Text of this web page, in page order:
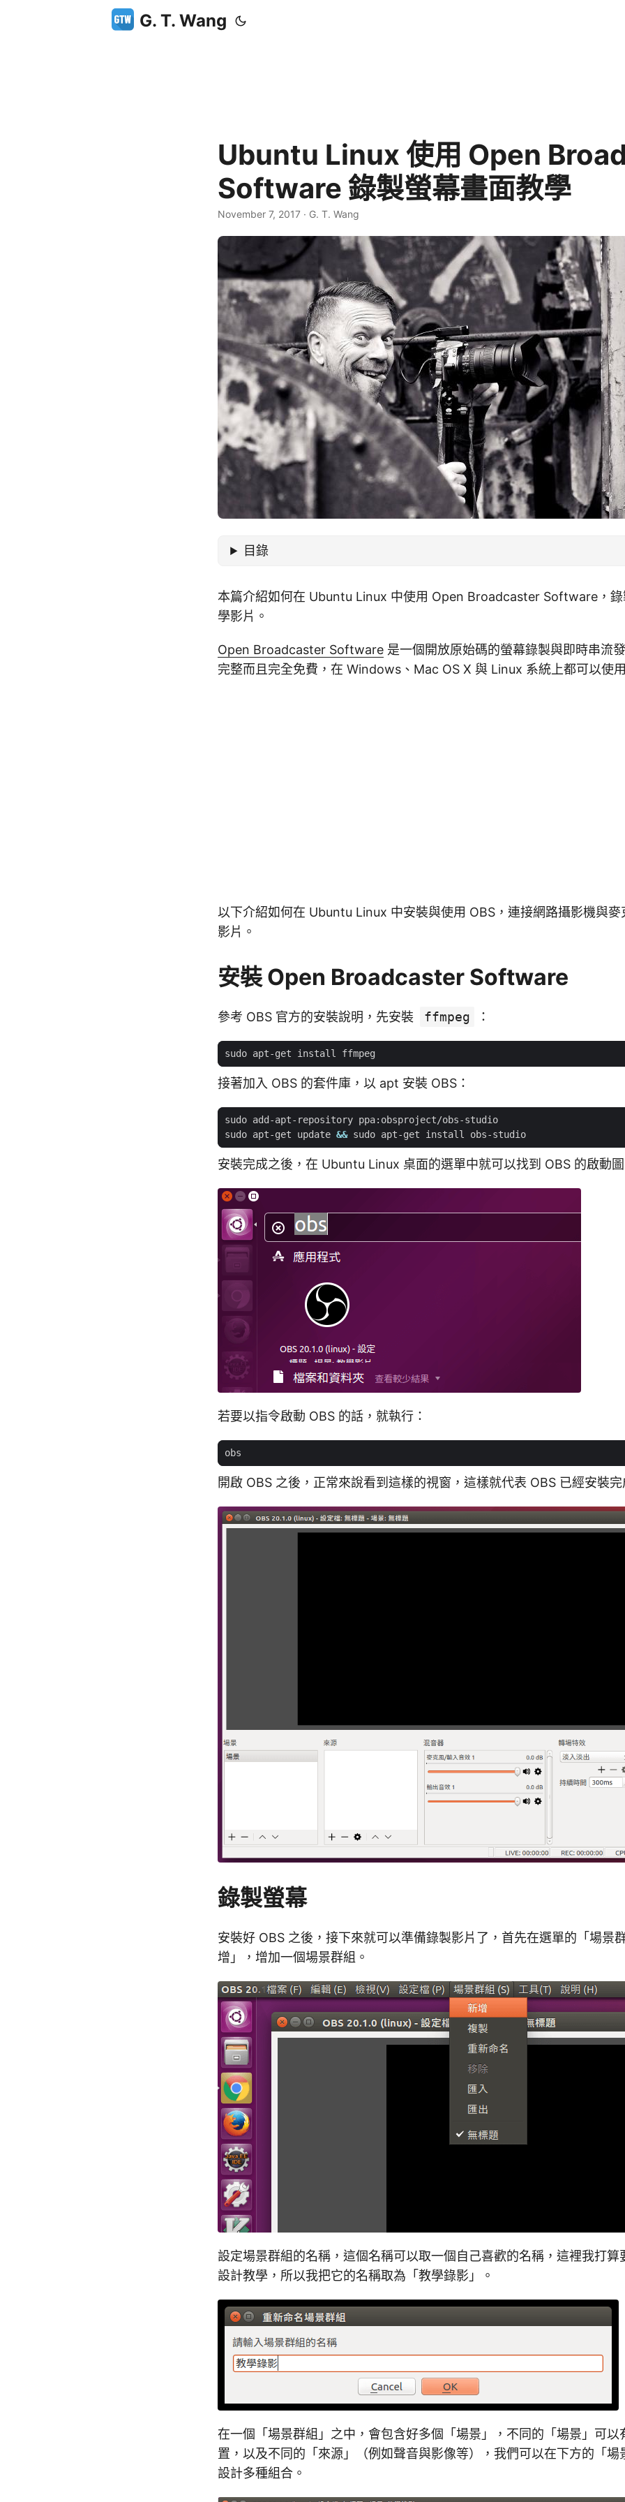
G. T. Wang
Ubuntu Linux 使用 Open
Software 錄製螢幕畫面教學
November 7, 2017 · G. T. Wang
目錄
本篇介紹如何在 Ubuntu Linux 中使用 Open Broadcaster Software，錄
學影片。
Open Broadcaster Software 是一個開放原始碼的螢幕錄製與即時串流
完整而且完全免費，在 Windows、Mac OS X 與 Linux 系統上都可以使
以下介紹如何在 Ubuntu Linux 中安裝與使用 OBS，連接網路攝影機與麥
影片。
安裝 Open Broadcaster Software
參考 OBS 官方的安裝說明，先安裝 ffmpeg ：
接著加入 OBS 的套件庫，以 apt 安裝 OBS：
sudo apt-get update &&
安裝完成之後，在 Ubuntu Linux 桌面的選單中就可以找到 OBS 的啟動
若要以指令啟動 OBS 的話，就執行：
開啟 OBS 之後，正常來說看到這樣的視窗，這樣就代表 OBS 已經安裝
錄製螢幕
安裝好 OBS 之後，接下來就可以準備錄製影片了，首先在選單的「場景
增」，增加一個場景群組。
設定場景群組的名稱，這個名稱可以取一個自己喜歡的名稱，這裡我打算
設計教學，所以我把它的名稱取為「教學錄影」。
在一個「場景群組」之中，會包含好多個「場景」，不同的「場景」可以
置，以及不同的「來源」（例如聲音與影像等），我們可以在下方的「場
設計多種組合。